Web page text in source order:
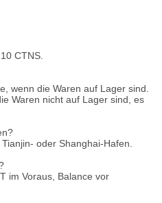
CTNS.
wenn die Waren auf Lager sind.
Waren nicht auf Lager sind, es
oder Shanghai-Hafen.
T im Voraus, Balance vor